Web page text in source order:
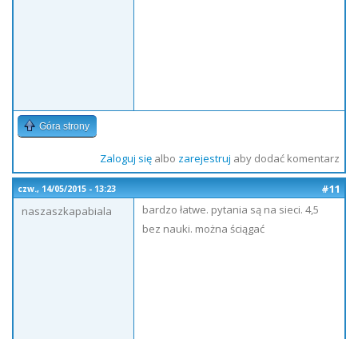
Góra strony
Zaloguj sięalbo zarejestruj aby dodać komentarz
czw., 14/05/2015 - 13:23
#11
naszaszkapabiala
bardzo łatwe. pytania są na sieci. 4,5
bez nauki. można ściągać